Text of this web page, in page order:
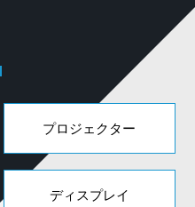
プロジェクター
ディスプレイ